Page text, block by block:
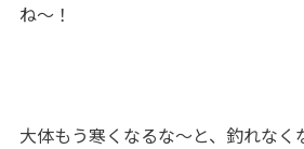
ね～！
大体もう寒くなるな～と、釣れなく